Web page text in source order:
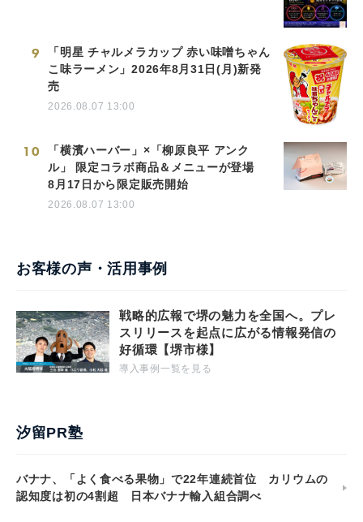
9
「明星 チャルメラカップ 赤い味噌ちゃん
こ味ラーメン」2026年8月31日(月)新発
売
2026.08.07 13:00
10
「横濱ハーバー」×「柳原良平 アンク
ル」 限定コラボ商品＆メニューが登場
8月17日から限定販売開始
2026.08.07 13:00
お客様の声・活用事例
戦略的広報で堺の魅力を全国へ。プレ
スリリースを起点に広がる情報発信の
好循環【堺市様】
導入事例一覧を見る
汐留PR塾
バナナ、「よく食べる果物」で22年連続首位 カリウムの
認知度は初の4割超 日本バナナ輸入組合調べ